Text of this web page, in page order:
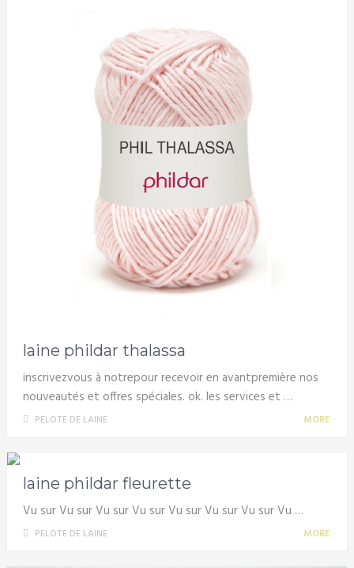
laine phildar thalassa
inscrivezvous à notrepour recevoir en avantpremière nos
nouveautés et offres spéciales. ok. les services et …
PELOTE DE LAINE MORE
laine phildar fleurette
Vu sur Vu sur Vu sur Vu sur Vu sur Vu sur Vu sur Vu …
PELOTE DE LAINE MORE